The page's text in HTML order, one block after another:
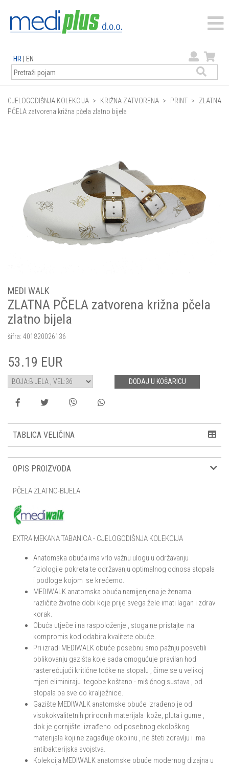
HR EN
CJELOGODIŠNJA KOLEKCIJA KRIŽNA ZATVORENA PRINT
ZLATNA
PČELA zatvorena križna pčela zlatno bijela
MEDI WALK
ZLATNA PČELA zatvorena križna pčela
zlatno bijela
šifra: 401820026136
53.19 EUR
DODAJ U KOŠARICU
TABLICA VELIČINA
OPIS PROIZVODA
PČELA ZLATNO-BIJELA
EXTRA MEKANA TABANICA - CJELOGODIŠNJA KOLEKCIJA
Anatomska obuća ima vrlo važnu ulogu u održavanju
fiziologije pokreta te održavanju optimalnog odnosa stopala
i podloge kojom se krećemo.
MEDIWALK anatomska obuća namijenjena je ženama
različite životne dobi koje prije svega žele imati lagan i zdrav
korak.
Obuća utječe i na raspoloženje , stoga ne pristajte na
kompromis kod odabira kvalitete obuće.
Pri izradi MEDIWALK obuće posebnu smo pažnju posvetili
oblikovanju gazišta koje sada omogućuje pravilan hod
rasterećujući kritične točke na stopalu , čime se u velikoj
mjeri eliminiraju tegobe koštano - mišićnog sustava , od
stopala pa sve do kralježnice.
Gazište MEDIWALK anatomske obuće izrađeno je od
visokokvalitetnih prirodnih materijala kože, pluta i gume ,
dok je gornjište izrađeno od posebnog ekološkog
materijala koji ne zagađuje okolinu , ne šteti zdravlju i ima
antibakterijska svojstva.
Kolekcija MEDIWALK anatomske obuće modernog dizajna u